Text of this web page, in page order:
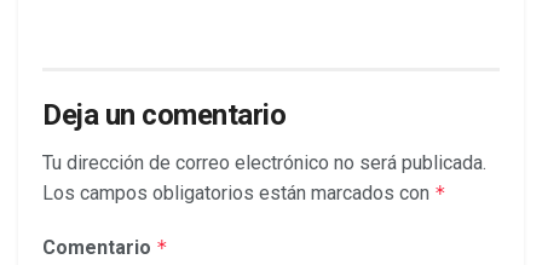
Deja un comentario
Tu dirección de correo electrónico no será publicada.
Los campos obligatorios están marcados con *
Comentario *